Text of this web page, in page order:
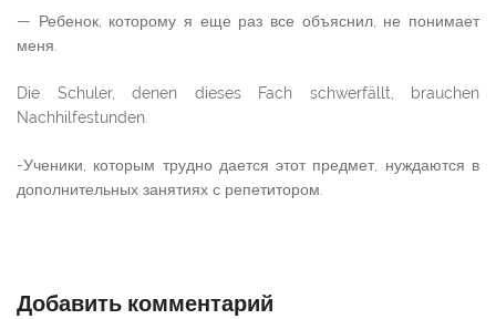
— Ребенок, которому я еще раз все объяснил, не понимает
меня.
Die Schuler, denen dieses Fach schwerfällt, brauchen
Nachhilfestunden.
-Ученики, которым трудно дается этот предмет, нуждаются в
дополнительных занятиях с репетитором.
Добавить комментарий